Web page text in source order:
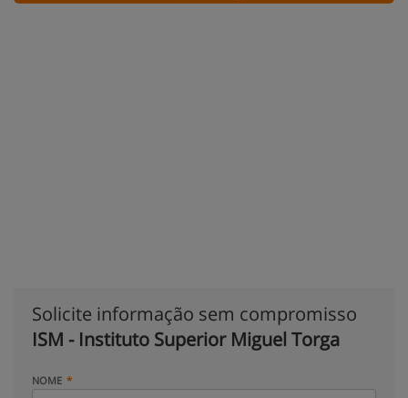
Solicite informação sem compromisso
ISM - Instituto Superior Miguel Torga
NOME